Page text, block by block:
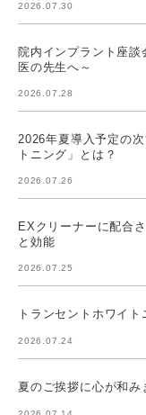
2026.07.30
院内インプラント座
医の先生へ～
2026.07.28
2026年夏導入予定の
トニング」とは？
2026.07.26
EXクリーナーに配合
と効能
2026.07.25
トランセントホワイ
2026.07.24
夏のご挨拶に心が和み